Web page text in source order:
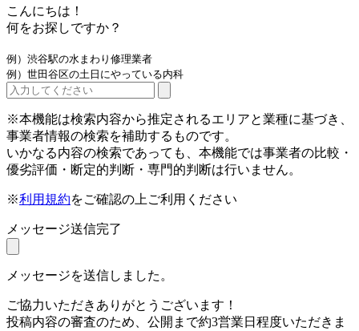
こんにちは！
何をお探しですか？
例）渋谷駅の水まわり修理業者
例）世田谷区の土日にやっている内科
※本機能は検索内容から推定されるエリアと業種に基づき、
事業者情報の検索を補助するものです。
いかなる内容の検索であっても、本機能では事業者の比較・
優劣評価・断定的判断・専門的判断は行いません。
※利用規約をご確認の上ご利用ください
メッセージ送信完了
メッセージを送信しました。
ご協力いただきありがとうございます！
投稿内容の審査のため、公開まで約3営業日程度いただきま